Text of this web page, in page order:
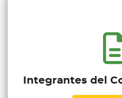
Integrantes del